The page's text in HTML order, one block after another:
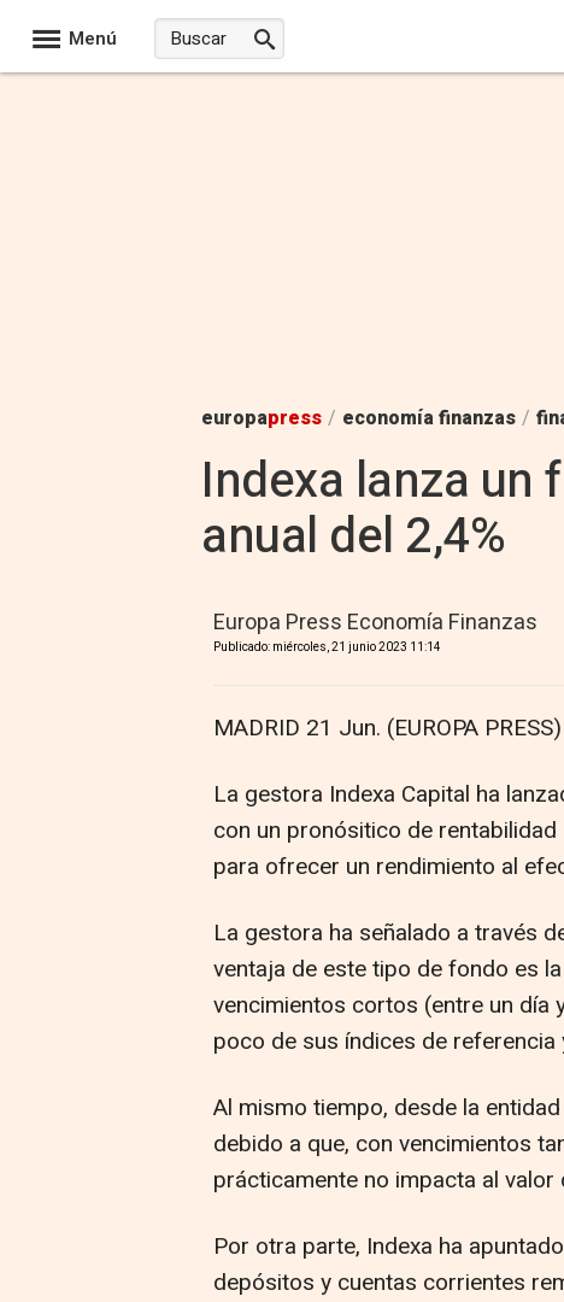
Menú
europapress / economía finanzas /
Indexa lanza
anual del 2,4%
Europa Press Economía Finanzas
Publicado: miércoles, 21 junio 2023 11:14
MADRID 21 Jun. (EUROPA
La gestora Indexa Capital ha
con un pronósitico de rentabilidad
para ofrecer un rendimiento al
La gestora ha señalado a través
ventaja de este tipo de fondo es
vencimientos cortos (entre un día
poco de sus índices de
Al mismo tiempo, desde la
debido a que, con vencimientos
prácticamente no impacta al
Por otra parte, Indexa ha
depósitos y cuentas corrientes